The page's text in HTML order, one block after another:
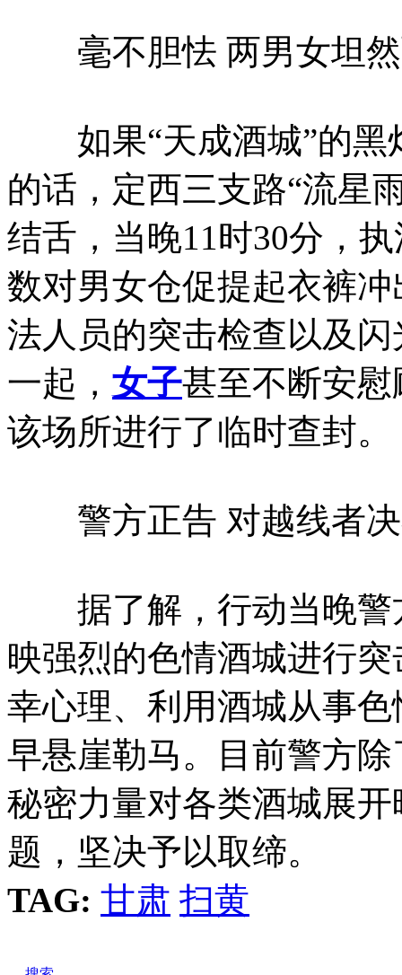
毫不胆怯 两男女坦然
如果“天成酒城”的黑
的话，定西三支路“流星
结舌，当晚11时30分，
数对男女仓促提起衣裤
法人员的突击检查以及
一起， 女子甚至不断安
该场所进行了临时查封。
警方正告 对越线者决
据了解，行动当晚警
映强烈的色情酒城进行
幸心理、利用酒城从事
早悬崖勒马。目前警方
秘密力量对各类酒城展
题，坚决予以取缔。
TAG: 甘肃 扫黄